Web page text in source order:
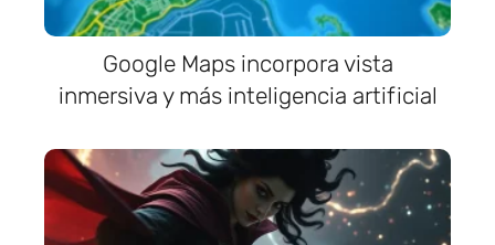
Google Maps incorpora vista
inmersiva y más inteligencia artificial